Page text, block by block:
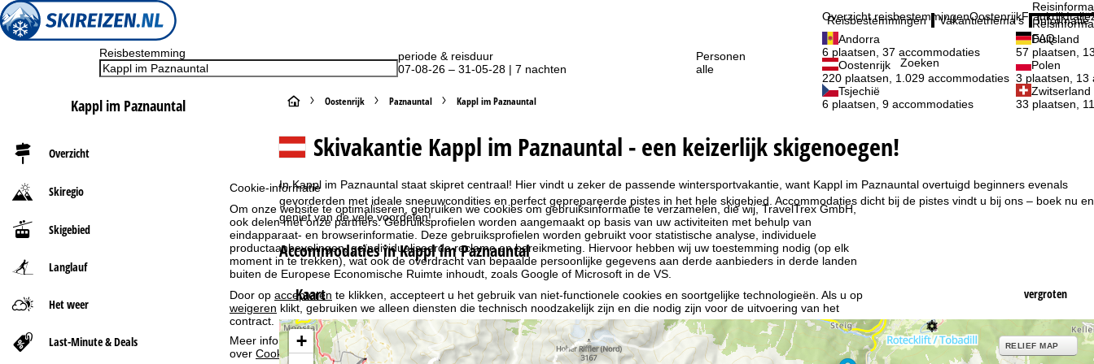
Cookie-informatie
Om onze website te optimaliseren, gebruiken we cookies om gebruiksinformatie te verzamelen, die wij, TravelTrex GmbH,
ook delen met onze partners. Gebruiksprofielen worden aangemaakt op basis van uw activiteiten met behulp van
eindapparaat- en browserinformatie. Deze gebruiksprofielen worden gebruikt voor statistische analyse, individuele
productaanbevelingen, geïndividualiseerde reclame en bereikmeting. Hiervoor hebben wij uw toestemming nodig (op elk
moment in te trekken), wat ook de overdracht van bepaalde persoonlijke gegevens aan derde aanbieders in derde landen
buiten de Europese Economische Ruimte inhoudt, zoals Google of Microsoft in de VS.
Door op accepteren te klikken, accepteert u het gebruik van niet-functionele cookies en soortgelijke technologieën. Als u op
weigeren klikt, gebruiken we alleen diensten die technisch noodzakelijk zijn en die nodig zijn voor de uitvoering van het
contract.
Meer informatie over het gebruik van cookies en de mogelijkheid om uw instellingen te wijzigen, vindt u in de informatie
over Cookie-Policy.
Reisbestemmingen
Overzicht reisbestemmingenOostenrijkFrankrijkItalië
Andorra
6 plaatsen, 37 accommodaties
Duitsland
57 plaatsen,
Oostenrijk
220 plaatsen, 1.029 accommodaties
Polen
3 plaatsen, 13
Tsjechië
6 plaatsen, 9 accommodaties
Zwitserland
33 plaatsen,
Vakantiethema's Informatie
FAQ
Reisbestemming
periode & reisduur
07-08-26 – 31-05-28 | 7 nachten
Personen
alle
Zoeken
Kappl im Paznauntal
Overzicht
Skiregio
Skigebied
Langlauf
Het weer
Last-Minute & Deals
S
t
r
t
p
a
g
Oostenrijk Paznauntal Kappl im Paznauntal
Skivakantie Kappl im Paznauntal - een keizerlijk skigenoegen!
In Kappl im Paznauntal staat skipret centraal! Hier vindt u zeker de passende wintersportvakantie, want Kappl im Paznauntal overtuigd beginners evenals
gevorderden met ideale sneeuwcondities en perfect geprepareerde pistes in het hele skigebied. Accommodaties dicht bij de pistes vindt u bij ons – boek nu en
geniet van de vele voordelen!
Accommodaties in Kappl im Paznauntal
Kaart vergroten
+ RELIEF MAP